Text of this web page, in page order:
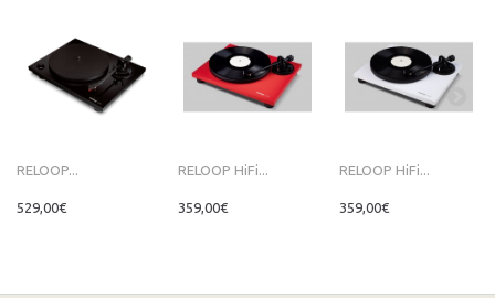
RELOOP...
529,00€
RELOOP HiFi...
359,00€
RELOOP HiFi...
359,00€